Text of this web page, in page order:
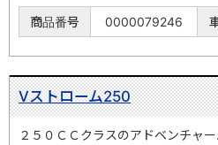
商品番号 0000079246
Vストローム250
２５０ＣＣクラスのアドベンチャ